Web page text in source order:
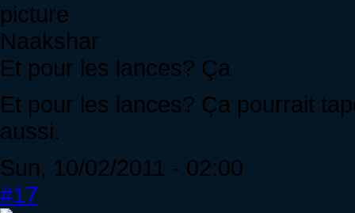
Naakshar
Et pour les lances? Ça
Et pour les lances? Ça pourrait
aussi.
Sun, 10/02/2011 - 02:00
#17